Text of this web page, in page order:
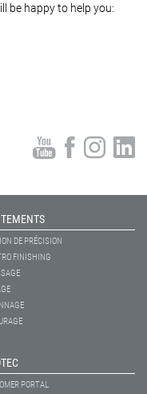
be happy to help you:
DE PRÉCISION
FINISHING
PORTAL